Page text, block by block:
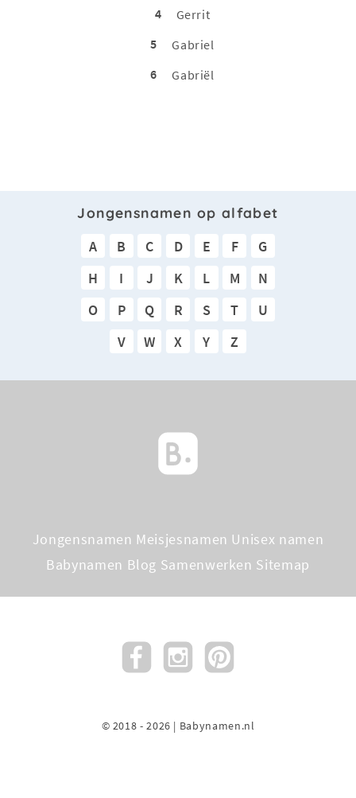
4
Gerrit
5
Gabriel
6
Gabriël
Jongensnamen op alfabet
A B C D E F
G
H
I J K L M
N
O
P Q R S T
U
V
W X Y Z
Jongensnamen Meisjesnamen Unisex namen
Babynamen Blog Samenwerken Sitemap
© 2018 - 2026 | Babynamen.nl